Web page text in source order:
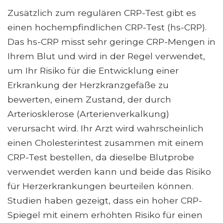
Zusätzlich zum regulären CRP-Test gibt es
einen hochempfindlichen CRP-Test (hs-CRP).
Das hs-CRP misst sehr geringe CRP-Mengen in
Ihrem Blut und wird in der Regel verwendet,
um Ihr Risiko für die Entwicklung einer
Erkrankung der Herzkranzgefäße zu
bewerten, einem Zustand, der durch
Arteriosklerose (Arterienverkalkung)
verursacht wird. Ihr Arzt wird wahrscheinlich
einen Cholesterintest zusammen mit einem
CRP-Test bestellen, da dieselbe Blutprobe
verwendet werden kann und beide das Risiko
für Herzerkrankungen beurteilen können.
Studien haben gezeigt, dass ein hoher CRP-
Spiegel mit einem erhöhten Risiko für einen